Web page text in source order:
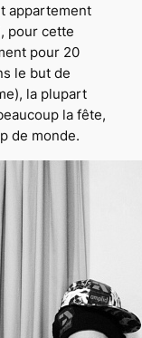
appartement
pour cette
pour 20
le but de
la plupart
la fête,
de monde.